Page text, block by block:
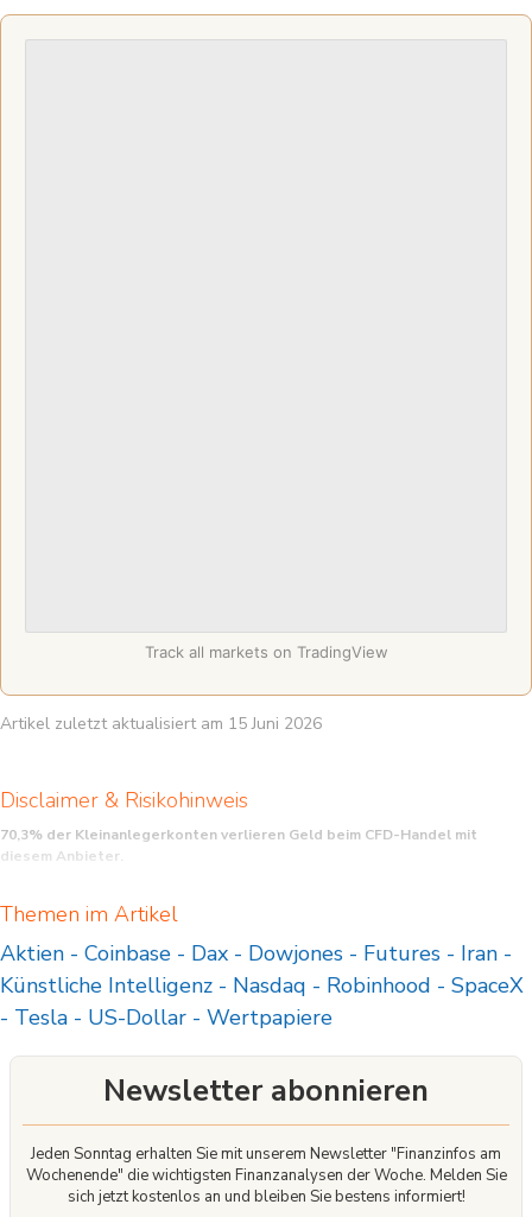
Track all markets on TradingView
Artikel zuletzt aktualisiert am 15 Juni 2026
Disclaimer & Risikohinweis
70,3% der Kleinanlegerkonten verlieren Geld beim CFD-Handel mit
diesem Anbieter.
hohes Risiko, schnell Geld zu verlieren. Sie sollten überlegen, ob Sie verstehen,
einzugehen, Ihr Geld zu verlieren.
Themen im Artikel
Aktien - Coinbase - Dax - Dowjones - Futures - Iran -
Künstliche Intelligenz - Nasdaq - Robinhood - SpaceX
- Tesla - US-Dollar - Wertpapiere
Newsletter abonnieren
Jeden Sonntag erhalten Sie mit unserem Newsletter "Finanzinfos am
Wochenende" die wichtigsten Finanzanalysen der Woche. Melden Sie
sich jetzt kostenlos an und bleiben Sie bestens informiert!